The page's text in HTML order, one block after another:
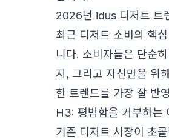
2026년 idus 디저트 트
최근 디저트 소비의 핵
니다. 소비자들은 단순
지, 그리고 자신만을 위
한 트렌드를 가장 잘 반
H3: 평범함을 거부하는
기존 디저트 시장이 초